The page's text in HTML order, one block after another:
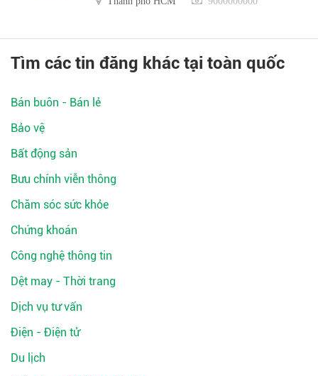
Tìm các tin đăng khác tại toàn quốc
Bán buôn - Bán lẻ
Bảo vệ
Bất động sản
Bưu chính viễn thông
Chăm sóc sức khỏe
Chứng khoán
Công nghệ thông tin
Dệt may - Thời trang
Dịch vụ tư vấn
Điện - Điện tử
Du lịch